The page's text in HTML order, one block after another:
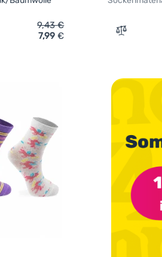
Pidilidi Funny PD0138-01
9,43€
7,99€ Zum